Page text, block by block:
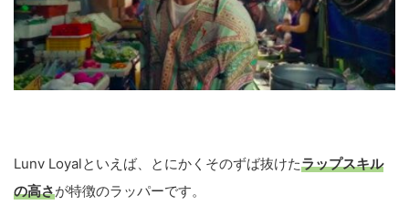
Lunv Loyalといえば、とにかくそのずば抜けたラップスキル
の高さが特徴のラッパーです。